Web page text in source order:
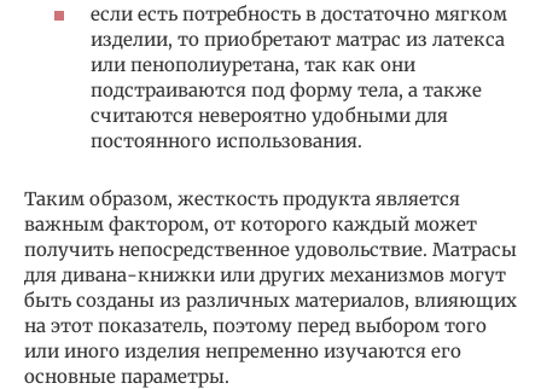
если есть потребность в достаточно мягком
изделии, то приобретают матрас из латекса
или пенополиуретана, так как они
подстраиваются под форму тела, а также
считаются невероятно удобными для
постоянного использования.
Таким образом, жесткость продукта является
важным фактором, от которого каждый может
получить непосредственное удовольствие. Матрасы
для дивана-книжки или других механизмов могут
быть созданы из различных материалов, влияющих
на этот показатель, поэтому перед выбором того
или иного изделия непременно изучаются его
основные параметры.